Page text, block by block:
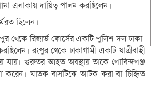
এলাকায় দায়িত্ব পালন করছিলেন।
ছিলেন।
থেকে রিজার্ভ ফোর্সের একটি পুলিশ দল ঢাকা-
রংপুর থেকে ঢাকাগামী একটি যাত্রীবাহী
যায়। গুরুতর আহত অবস্থায় তাকে গোবিন্দগঞ্জ
করেন। ঘাতক বাসটিকে আটক করা বা চিহ্নিত